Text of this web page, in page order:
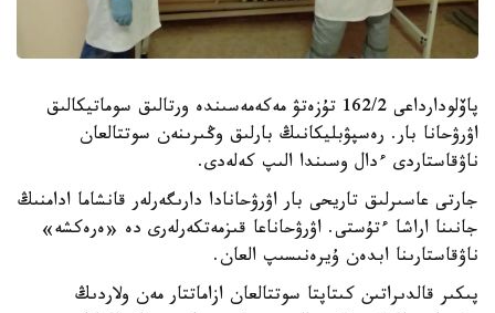
پاۆلودارداعى 162/2 تۇزەتۋ مەكەمەسىندە ورتالىق سوماتيكالىق
اۋرۋحانا بار. رەسپۋبليكانىڭ بارلىق وڭىرىنەن سوتتالعان
ناۋقاستاردى ءدال وسىندا الىپ كەلەدى.
جارتى عاسىرلىق تاريحى بار اۋرۋحانادا دارىگەرلەر قانشاما ادامنىڭ
جانىنا اراشا ءتۇستى. اۋرۋحاناعا قىزمەتكەرلەرى دە «ەرەكشە»
ناۋقاستارىنا ابدەن ۇيرەنىسىپ العان.
پىكىر قالدىراتىن كىتاپتا سوتتالعان ازاماتتار مەن ولاردىڭ